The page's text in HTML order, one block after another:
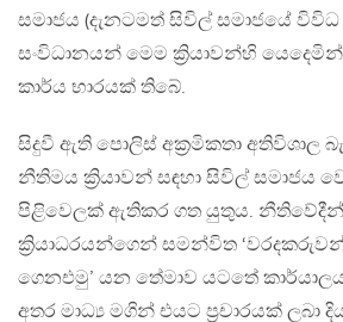
සමාජය (දැනටමත් සිවිල් සමාජයේ විවිධ
සංවිධානයන් මෙම ක්‍රියාවන්හි
කාර්ය භාරයක් තිබේ.
සිදුවී ඇති පොලිස් අක්‍රමිකතා අතිවිශාල
නීතිමය ක්‍රියාවන් සඳහා සිවිල් සමාජය
පිළිවෙලක් ඇතිකර ගත යුතුය.
ක්‍රියාධරයන්ගෙන් සමන්විත
ගෙනඑමු’ යන තේමාව යටතේ
අතර මාධ්‍ය මගින් එයට ප්‍රචාරයක් ලබා